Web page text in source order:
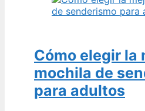
Cómo elegir la
mochila de
para adultos